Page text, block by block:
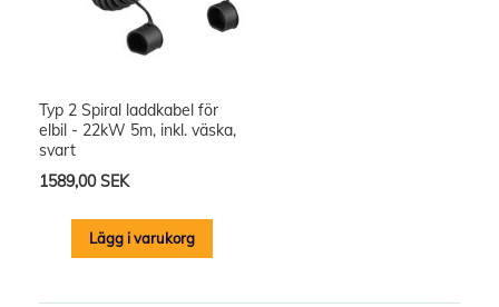
Typ 2 Spiral laddkabel för
elbil - 22kW 5m, inkl. väska,
svart
1589,00 SEK
Lägg i varukorg